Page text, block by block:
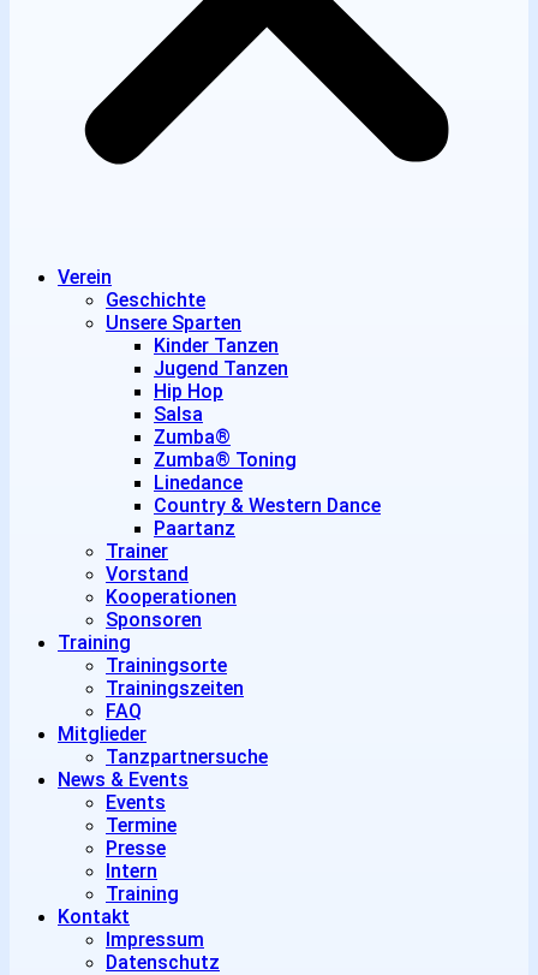
Verein
Geschichte
Unsere Sparten
Kinder Tanzen
Jugend Tanzen
Hip Hop
Salsa
Zumba®
Zumba® Toning
Linedance
Country & Western Dance
Paartanz
Trainer
Vorstand
Kooperationen
Sponsoren
Training
Trainingsorte
Trainingszeiten
FAQ
Mitglieder
Tanzpartnersuche
News & Events
Events
Termine
Presse
Intern
Training
Kontakt
Impressum
Datenschutz